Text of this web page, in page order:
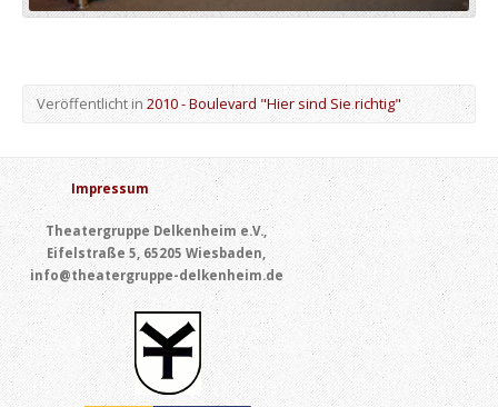
Veröffentlicht in 2010 - Boulevard "Hier sind Sie richtig"
Impressum
Theatergruppe Delkenheim e.V.,
Eifelstraße 5, 65205 Wiesbaden,
info@theatergruppe-delkenheim.de